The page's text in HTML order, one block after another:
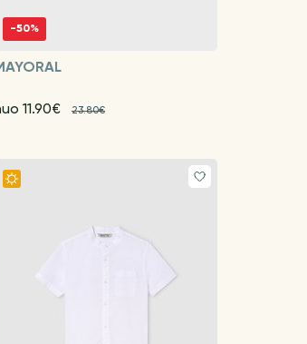
-50%
11.90€ 23.80€